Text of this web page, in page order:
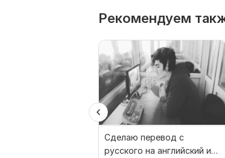
Рекомендуем
Сделаю перевод с
русского на английский и